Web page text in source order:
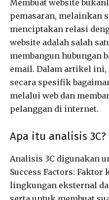
Membuat website
pemasaran, melainkan
menciptakan relasi
website adalah salah
membangun hubungan
email. Dalam artikel ini,
secara spesifik
melalui web dan
pelanggan di internet.
Apa itu analisis 3C?
Analisis 3C digunakan
Success Factors:
lingkungan eksternal